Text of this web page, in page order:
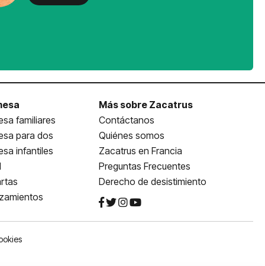
familiares
para dos
infantiles
Más sobre Zacatrus
Contáctanos
Quiénes somos
Zacatrus en Francia
Preguntas Frecuentes
Derecho de desistimiento